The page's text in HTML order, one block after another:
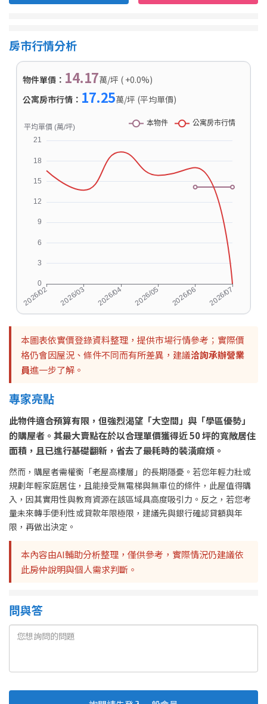
房市行情分析
物件單價： 14.17萬/坪 ( +0.0%)
公寓房市行情： 17.25萬/坪 (平均單價)
本圖表依實價登錄資料整理，提供市場行情參考；實際價
格仍會因屋況、條件不同而有所差異，建議洽詢承辦營業
員進一步了解。
專家亮點
此物件適合預算有限，但強烈渴望「大空間」與「學區優勢」
的購屋者。其最大賣點在於以合理單價獲得近 50 坪的寬敞居住
面積，且已進行基礎翻新，省去了最耗時的裝潢麻煩。
然而，購屋者需權衡「老屋高樓層」的長期隱憂。若您年輕力壯或
規劃年輕家庭居住，且能接受無電梯與無車位的條件，此屋值得購
入，因其實用性與教育資源在該區域具高度吸引力。反之，若您考
量未來轉手便利性或貸款年限極限，建議先與銀行確認貸額與年
限，再做出決定。
本內容由AI輔助分析整理，僅供參考，實際情況仍建議依
此房仲說明與個人需求判斷。
問與答